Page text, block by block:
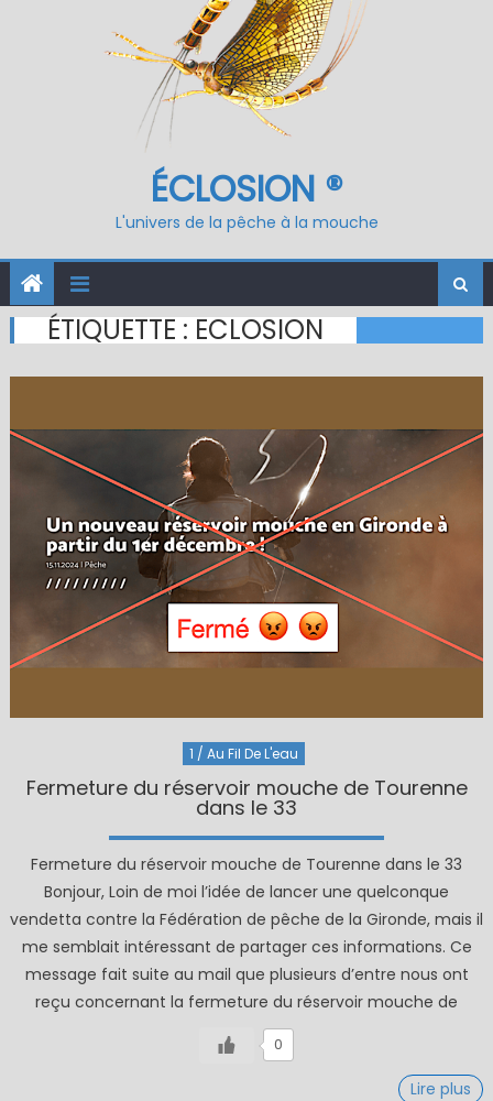
ÉCLOSION ®
L'univers de la pêche à la mouche
ÉTIQUETTE :ECLOSION
1 / Au Fil De L'eau
Fermeture du réservoir mouche de Tourenne
dans le 33
Fermeture du réservoir mouche de Tourenne dans le 33
Bonjour, Loin de moi l’idée de lancer une quelconque
vendetta contre la Fédération de pêche de la Gironde, mais il
me semblait intéressant de partager ces informations. Ce
message fait suite au mail que plusieurs d’entre nous ont
reçu concernant la fermeture du réservoir mouche de
0
Lire plus